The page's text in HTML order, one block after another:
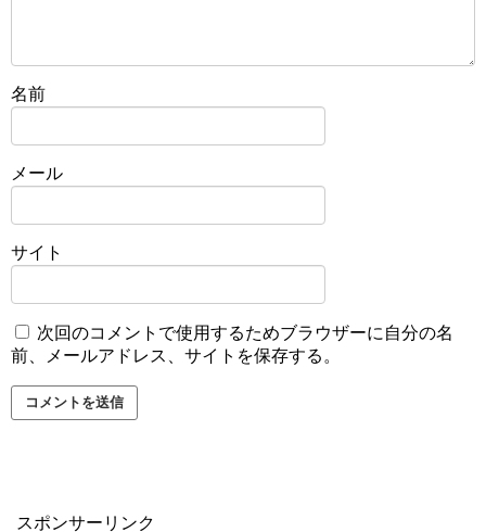
名前
メール
サイト
次回のコメントで使用するためブラウザーに自分の名
前、メールアドレス、サイトを保存する。
スポンサーリンク